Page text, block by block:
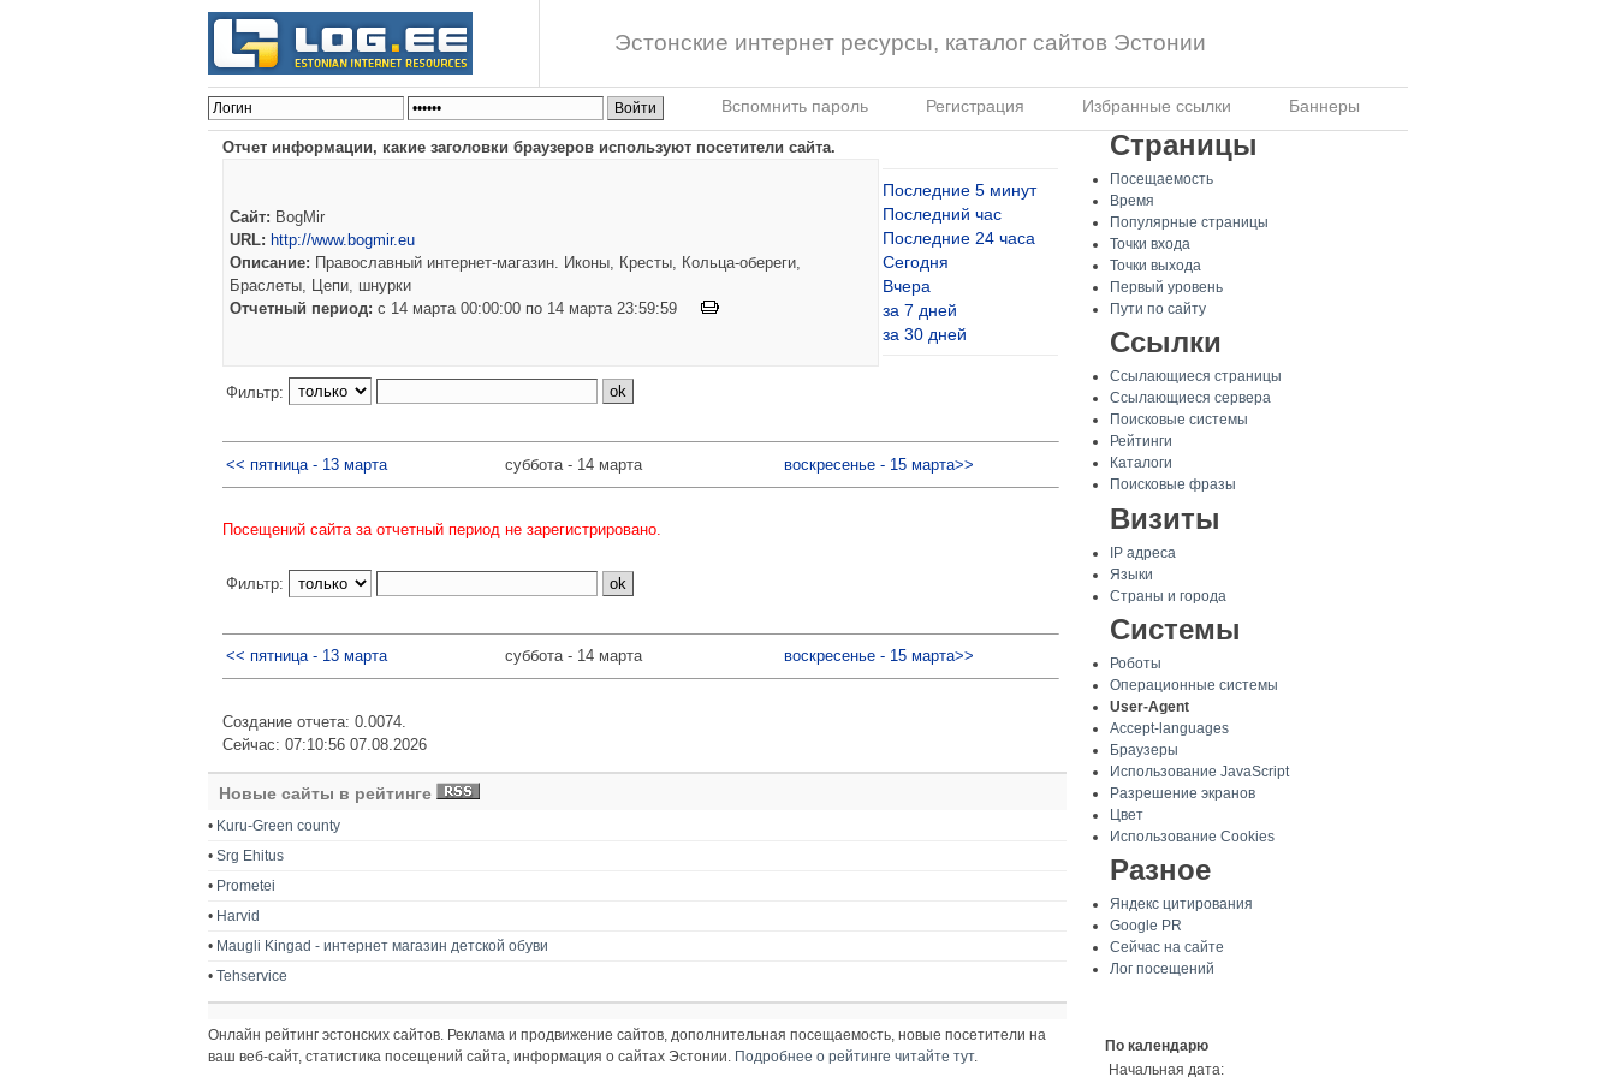
Эстонские интернет ресурсы, каталог сайтов Эстонии
Вспомнить пароль Регистрация Избранные ссылки Баннеры
Отчет информации, какие заголовки браузеров используют посетители сайта.
Сайт: BogMir
URL: http://www.bogmir.eu
Описание: Православный интернет-магазин. Иконы, Кресты, Кольца-обереги,
Браслеты, Цепи, шнурки
Отчетный период: c 14 марта 00:00:00 по 14 марта 23:59:59
Последние 5 минут
Последний час
Последние 24 часа
Сегодня
Вчера
за 7 дней
за 30 дней
Фильтр:
<< пятница - 13 марта суббота - 14 марта воскресенье - 15 марта>>
Посещений сайта за отчетный период не зарегистрировано.
Фильтр:
<< пятница - 13 марта суббота - 14 марта воскресенье - 15 марта>>
Создание отчета: 0.0074.
Сейчас: 07:10:56 07.08.2026
Новые сайты в рейтинге
• Kuru-Green county
• Srg Ehitus
• Prometei
• Harvid
• Maugli Kingad - интернет магазин детской обуви
• Tehservice
Онлайн рейтинг эстонских сайтов. Реклама и продвижение сайтов, дополнительная посещаемость, новые посетители на
ваш веб-сайт, статистика посещений сайта, информация о сайтах Эстонии. Подробнее о рейтинге читайте тут.
Страницы
Посещаемость
Время
Популярные страницы
Точки входа
Точки выхода
Первый уровень
Пути по сайту
Ссылки
Ссылающиеся страницы
Ссылающиеся сервера
Поисковые системы
Рейтинги
Каталоги
Поисковые фразы
Визиты
IP адреса
Языки
Страны и города
Системы
Роботы
Операционные системы
User-Agent
Accept-languages
Браузеры
Использование JavaScript
Разрешение экранов
Цвет
Использование Cookies
Разное
Яндекс цитирования
Google PR
Сейчас на сайте
Лог посещений
По календарю
Начальная дата: